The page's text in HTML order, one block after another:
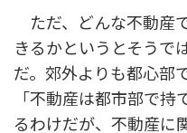
ただ、どんな不動産
きるかというとそうで
だ。郊外よりも都心部
「不動産は都市部で
るわけだが、不動産に